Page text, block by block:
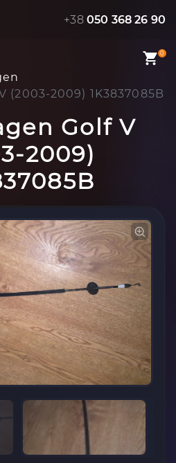
+38 050 368 26 90
0
(2003-2009) 1K3837085B
Golf V
2009)